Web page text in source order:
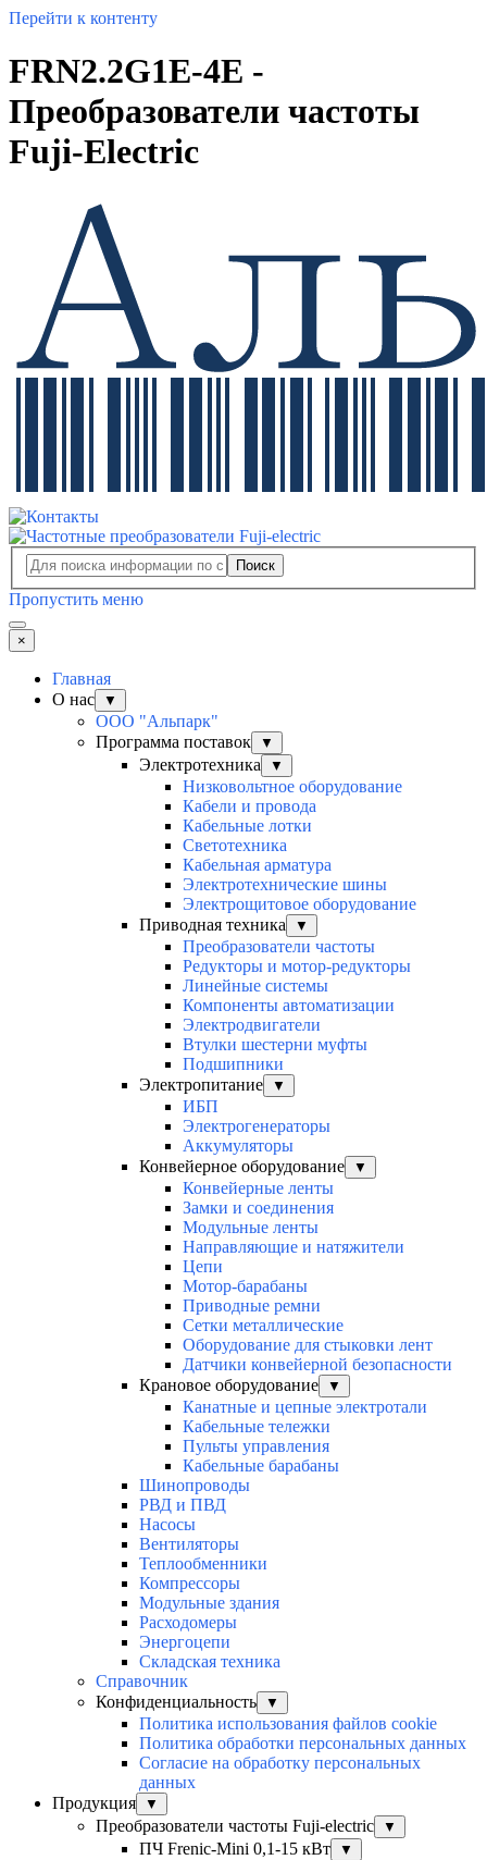
Перейти к контенту
FRN2.2G1E-4E -
Преобразователи частоты
Fuji-Electric
Поиск
Пропустить меню
×
Главная
О нас
▼
ООО "Альпарк"
Программа поставок
▼
Электротехника ▼
Низковольтное оборудование
Кабели и провода
Кабельные лотки
Светотехника
Кабельная арматура
Электротехнические шины
Электрощитовое оборудование
Приводная техника
▼
Преобразователи частоты
Редукторы и мотор-редукторы
Линейные системы
Компоненты автоматизации
Электродвигатели
Втулки шестерни муфты
Подшипники
Электропитание
▼
ИБП
Электрогенераторы
Аккумуляторы
Конвейерное оборудование
▼
Конвейерные ленты
Замки и соединения
Модульные ленты
Направляющие и натяжители
Цепи
Мотор-барабаны
Приводные ремни
Сетки металлические
Оборудование для стыковки лент
Датчики конвейерной безопасности
Крановое оборудование
▼
Канатные и цепные электротали
Кабельные тележки
Пульты управления
Кабельные барабаны
Шинопроводы
РВД и ПВД
Насосы
Вентиляторы
Теплообменники
Компрессоры
Модульные здания
Расходомеры
Энергоцепи
Складская техника
Справочник
Конфиденциальность
▼
Политика использования файлов cookie
Политика обработки персональных данных
Согласие на обработку персональных
данных
Продукция
▼
Преобразователи частоты Fuji-electric ▼
ПЧ Frenic-Mini 0,1-15 кВт ▼